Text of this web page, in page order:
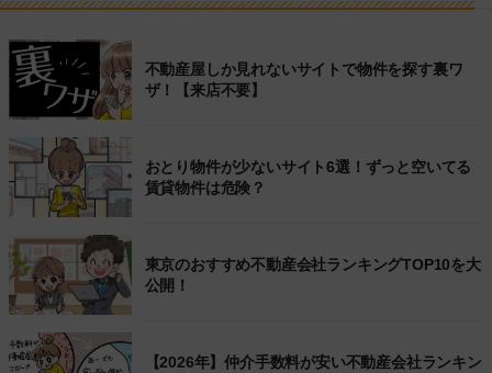
不動産屋しか見れないサイトで物件を探す裏ワ
ザ！【来店不要】
おとり物件が少ないサイト6選！ずっと空いてる
賃貸物件は危険？
東京のおすすめ不動産会社ランキングTOP10を大
公開！
【2026年】仲介手数料が安い不動産会社ランキン